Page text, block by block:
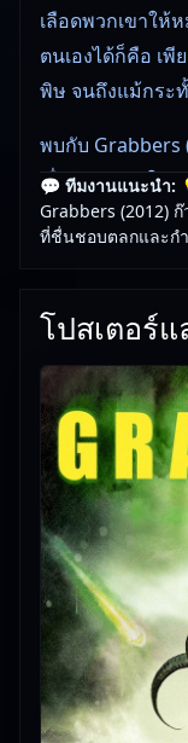
เลือดพวกเขาให้
ตนเองได้ก็คือ เพี
พิษ จนถึงแม้กระทั้
พบกับ Grabbers
เรื่องราวหนังใ
หนังใหม่ชนโรงคุ
💡 ทีมงาน Free
🎥อัปเดตโดยทีมง
01/06/2026 |เกี่ยว
💬 ทีมงานแนะนำ:
Grabbers (2012)
ที่ชื่นชอบตลกและก
โปสเตอร์